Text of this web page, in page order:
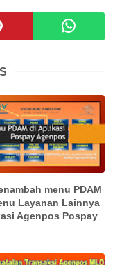
menu PDAM
Layanan Lainnya
Agenpos Pospay